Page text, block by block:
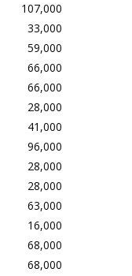
107,000
33,000
59,000
66,000
66,000
28,000
41,000
96,000
28,000
28,000
63,000
16,000
68,000
68,000